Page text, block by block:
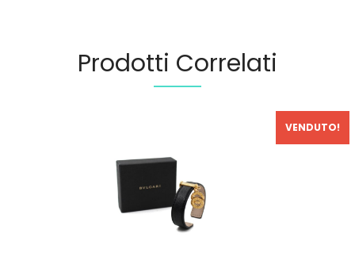
Prodotti Correlati
In Saldo!
VENDUTO!